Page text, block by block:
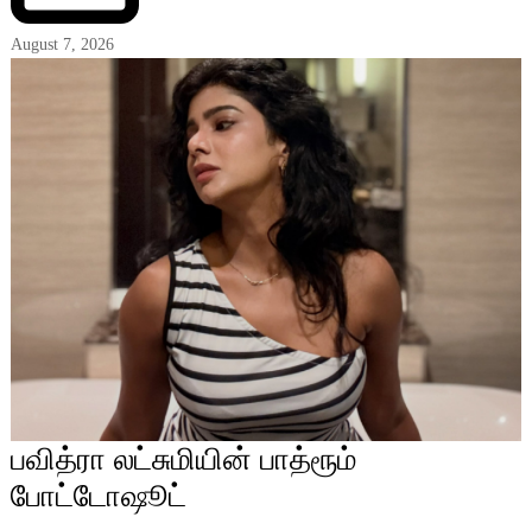
August 7, 2026
பவித்ரா லட்சுமியின் பாத்ரூம்
போட்டோஷூட்